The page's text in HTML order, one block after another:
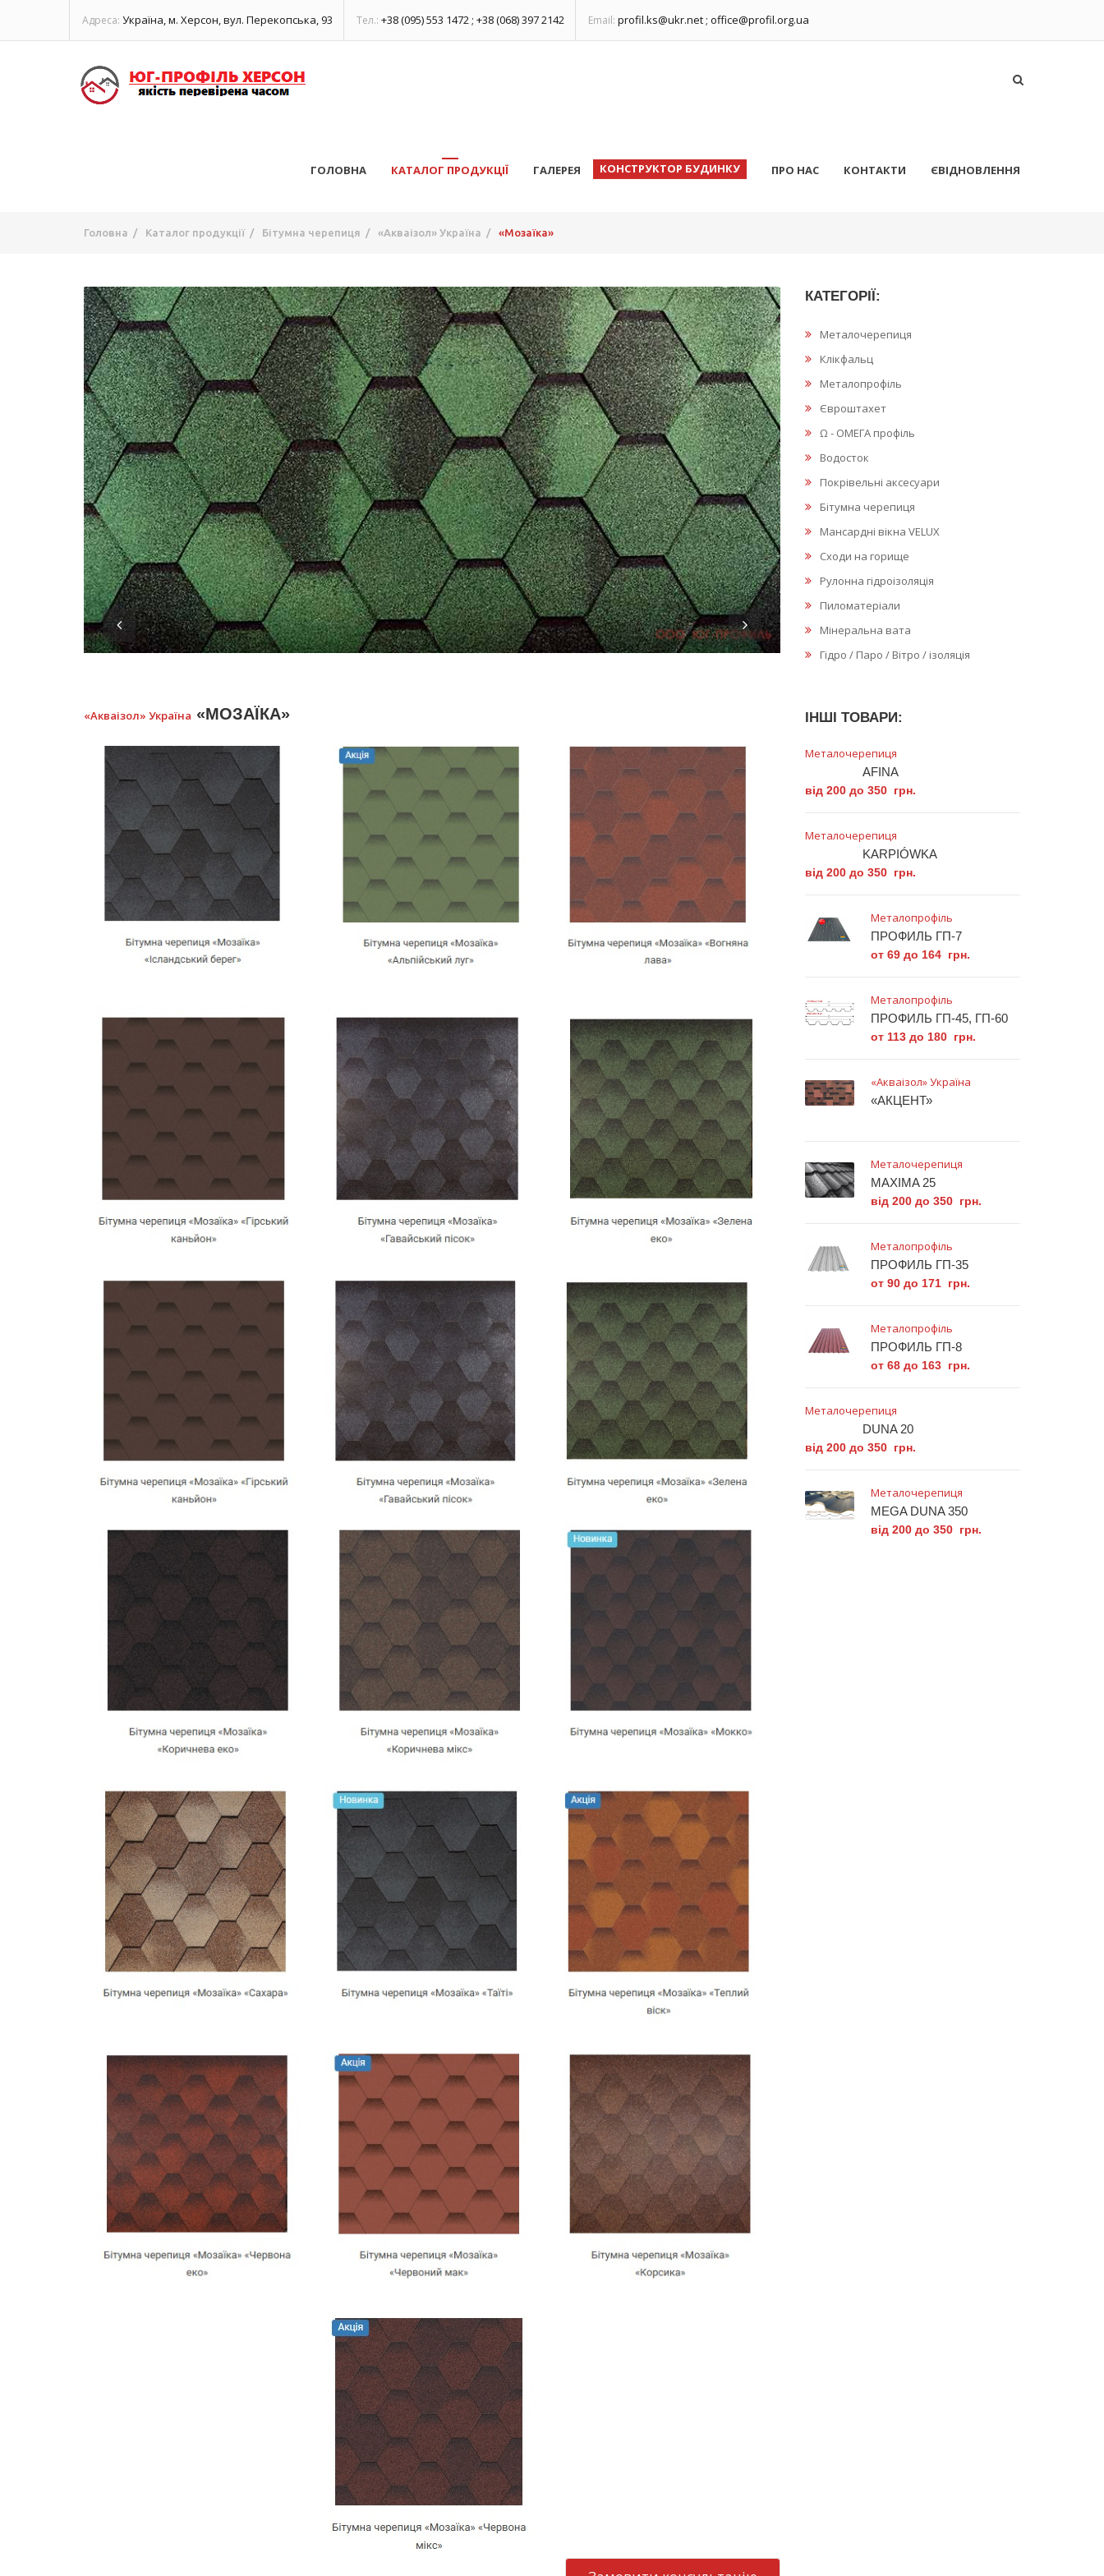
Адреса: Україна, м. Херсон, вул. Перекопська, 93 Тел.: +38 (095) 553 1472 ; +38 (068) 397 2142 Email: profil.ks@ukr.net ; office@profil.org.ua
ГОЛОВНА КАТАЛОГ ПРОДУКЦІЇ ГАЛЕРЕЯ КОНСТРУКТОР БУДИНКУ ПРО НАС КОНТАКТИ ЄВІДНОВЛЕННЯ
Головна / Каталог продукції / Бітумна черепиця / «Акваізол» Україна / «Мозаїка»
«Акваізол» Україна «МОЗАЇКА»
КАТЕГОРІЇ:
Металочерепиця
Клікфальц
Металопрофіль
Євроштахет
Ω - ОМЕГА профіль
Водосток
Покрівельні аксесуари
Бітумна черепиця
Мансардні вікна VELUX
Сходи на горище
Рулонна гідроізоляція
Пиломатеріали
Мінеральна вата
Гідро / Паро / Вітро / ізоляція
ІНШІ ТОВАРИ:
Металочерепиця
AFINA
від 200 до 350 грн.
Металочерепиця
KARPIÓWKA
від 200 до 350 грн.
Металопрофіль
ПРОФИЛЬ ГП-7
от 69 до 164 грн.
Металопрофіль
ПРОФИЛЬ ГП-45, ГП-60
от 113 до 180 грн.
«Акваізол» Україна
«АКЦЕНТ»
Металочерепиця
MAXIMA 25
від 200 до 350 грн.
Металопрофіль
ПРОФИЛЬ ГП-35
от 90 до 171 грн.
Металопрофіль
ПРОФИЛЬ ГП-8
от 68 до 163 грн.
Металочерепиця
DUNA 20
від 200 до 350 грн.
Металочерепиця
MEGA DUNA 350
від 200 до 350 грн.